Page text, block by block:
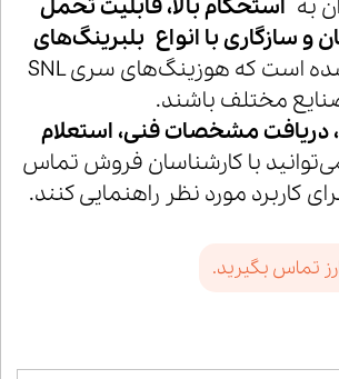
به استحکام بالا، قابلیت تحمل
سازگاری با انواع بلبرینگ‌های
اشاره کرد. این ویژگی‌ها باعث شده است که هوزینگ‌های سری SNL
مختلف باشند.
خرید یاتاقان SNL 512، دریافت مشخصات فنی، استعلام
با کارشناسان فروش تماس
کاربرد مورد نظر راهنمایی کنند.
تماس بگیرید.